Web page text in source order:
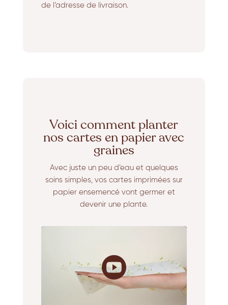
de l’adresse de livraison.
Voici comment planter
nos cartes en papier avec
graines
Avec juste un peu d’eau et quelques
soins simples, vos cartes imprimées sur
papier ensemencé vont germer et
devenir une plante.